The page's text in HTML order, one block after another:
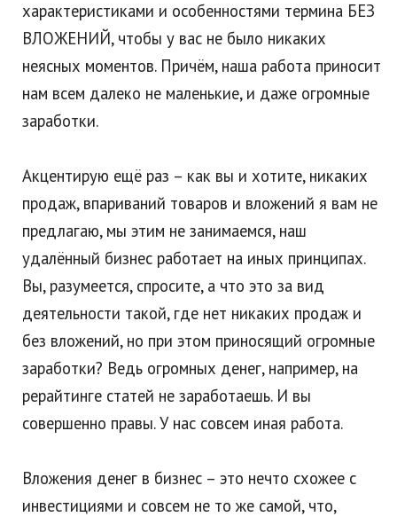
характеристиками и особенностями термина БЕЗ
ВЛОЖЕНИЙ, чтобы у вас не было никаких
неясных моментов. Причём, наша работа приносит
нам всем далеко не маленькие, и даже огромные
заработки.
Акцентирую ещё раз – как вы и хотите, никаких
продаж, впариваний товаров и вложений я вам не
предлагаю, мы этим не занимаемся, наш
удалённый бизнес работает на иных принципах.
Вы, разумеется, спросите, а что это за вид
деятельности такой, где нет никаких продаж и
без вложений, но при этом приносящий огромные
заработки? Ведь огромных денег, например, на
рерайтинге статей не заработаешь. И вы
совершенно правы. У нас совсем иная работа.
Вложения денег в бизнес – это нечто схожее с
инвестициями и совсем не то же самой, что,